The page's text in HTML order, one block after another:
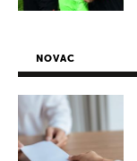
NOVAC